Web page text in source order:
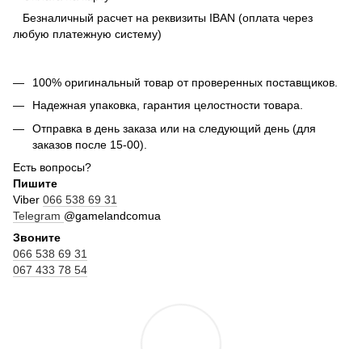
Безналичный расчет на реквизиты IBAN (оплата через
любую платежную систему)
100% оригинальный товар от проверенных поставщиков.
Надежная упаковка, гарантия целостности товара.
Отправка в день заказа или на следующий день (для
заказов после 15-00).
Есть вопросы?
Пишите
Viber 066 538 69 31
Telegram @gamelandcomua
Звоните
066 538 69 31
067 433 78 54